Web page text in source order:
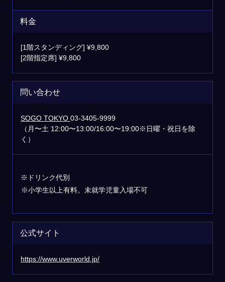
料金
[1階スタンディング] ¥9,800
[2階指定席] ¥9,800
問い合わせ
SOGO TOKYO 03-3405-9999
（月〜土 12:00〜13:00/16:00〜19:00※日曜・祝日を除
く）
※ドリンク代別
※小学生以上有料。未就学児童入場不可
公式サイト
https://www.uverworld.jp/